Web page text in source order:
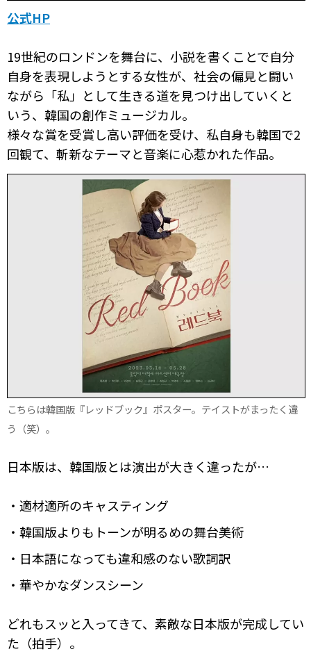
公式HP
19世紀のロンドンを舞台に、小説を書くことで自分
自身を表現しようとする女性が、社会の偏見と闘い
ながら「私」として生きる道を見つけ出していくと
いう、韓国の創作ミュージカル。
様々な賞を受賞し高い評価を受け、私自身も韓国で2
回観て、斬新なテーマと音楽に心惹かれた作品。
こちらは韓国版『レッドブック』ポスター。テイストがまったく違
う（笑）。
日本版は、韓国版とは演出が大きく違ったが…
・適材適所のキャスティング
・韓国版よりもトーンが明るめの舞台美術
・日本語になっても違和感のない歌詞訳
・華やかなダンスシーン
どれもスッと入ってきて、素敵な日本版が完成してい
た（拍手）。